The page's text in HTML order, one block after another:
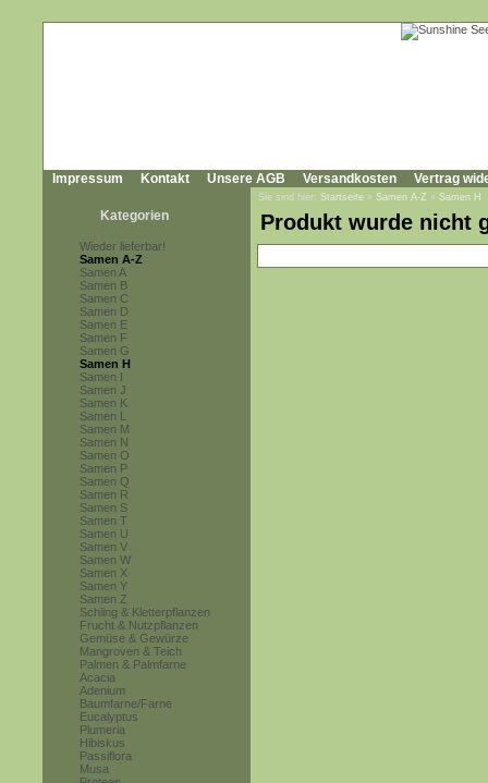
Impressum Kontakt Unsere AGB Versandkosten Vertrag
Kategorien
Wieder lieferbar!
Samen A-Z
Samen A
Samen B
Samen C
Samen D
Samen E
Samen F
Samen G
Samen H
Samen I
Samen J
Samen K
Samen L
Samen M
Samen N
Samen O
Samen P
Samen Q
Samen R
Samen S
Samen T
Samen U
Samen V
Samen W
Samen X
Samen Y
Samen Z
Schling & Kletterpflanzen
Frucht & Nutzpflanzen
Gemüse & Gewürze
Mangroven & Teich
Palmen & Palmfarne
Acacia
Adenium
Baumfarne/Farne
Eucalyptus
Plumeria
Hibiskus
Passiflora
Musa
Sie sind hier: Startseite » Samen A-Z » Samen H
Produkt wurde nicht